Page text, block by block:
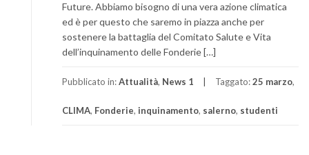
Future. Abbiamo bisogno di una vera azione climatica
ed è per questo che saremo in piazza anche per
sostenere la battaglia del Comitato Salute e Vita
dell’inquinamento delle Fonderie […]
Pubblicato in:Attualità, News 1 Taggato:25 marzo,
CLIMA, Fonderie, inquinamento, salerno, studenti